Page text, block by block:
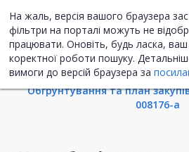
На жаль, версія вашого браузера
фільтри на порталі можуть не
працювати. Оновіть, будь ласка,
коректної роботи пошуку.
вимоги до версій браузера за
Інформація про
Обгрунтування та план
008176-a